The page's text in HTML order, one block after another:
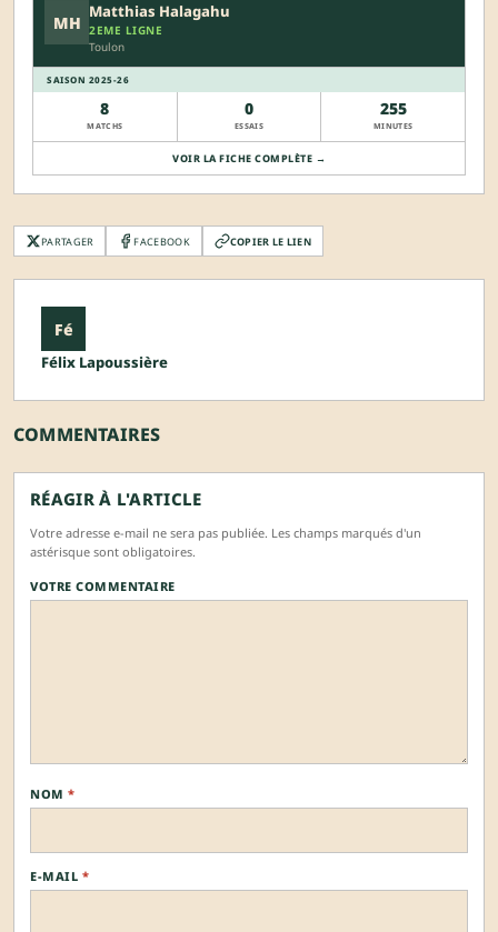
MH
Matthias Halagahu
2EME LIGNE
Toulon
SAISON 2025-26
8
MATCHS
0
ESSAIS
255
MINUTES
VOIR LA FICHE COMPLÈTE →
PARTAGER FACEBOOK COPIER LE LIEN
Fé
Félix Lapoussière
COMMENTAIRES
RÉAGIR À L'ARTICLE
Votre adresse e-mail ne sera pas publiée. Les champs marqués d'un
astérisque sont obligatoires.
VOTRE COMMENTAIRE
NOM *
E-MAIL *